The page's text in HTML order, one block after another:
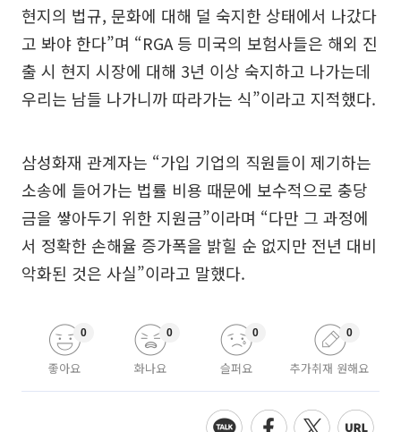
현지의 법규, 문화에 대해 덜 숙지한 상태에서 나갔다
고 봐야 한다”며 “RGA 등 미국의 보험사들은 해외 진
출 시 현지 시장에 대해 3년 이상 숙지하고 나가는데
우리는 남들 나가니까 따라가는 식”이라고 지적했다.
삼성화재 관계자는 “가입 기업의 직원들이 제기하는
소송에 들어가는 법률 비용 때문에 보수적으로 충당
금을 쌓아두기 위한 지원금”이라며 “다만 그 과정에
서 정확한 손해율 증가폭을 밝힐 순 없지만 전년 대비
악화된 것은 사실”이라고 말했다.
좋아요
0
화나요
0
슬퍼요
0
추가취재 원해요
0